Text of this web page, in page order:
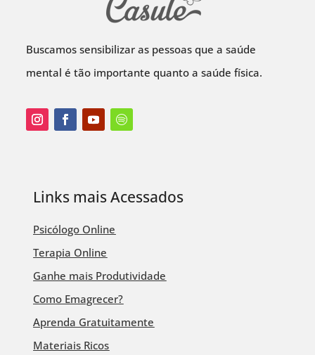
Buscamos sensibilizar as pessoas que a saúde
mental é tão importante quanto a saúde física.
Links mais Acessados
Psicólogo Online
Terapia Online
Ganhe mais Produtividade
Como Emagrecer?
Aprenda Gratuitamente
Materiais Ricos